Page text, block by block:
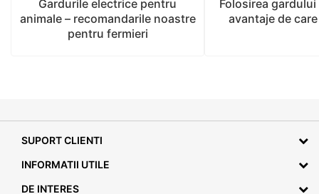
Gardurile electrice pentru
animale – recomandarile noastre
pentru fermieri
Folosirea
avantaje de
SUPORT CLIENTI
INFORMATII UTILE
DE INTERES